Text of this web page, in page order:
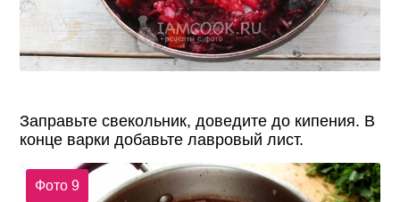
Заправьте свекольник, доведите до кипения. В
конце варки добавьте лавровый лист.
Фото 9